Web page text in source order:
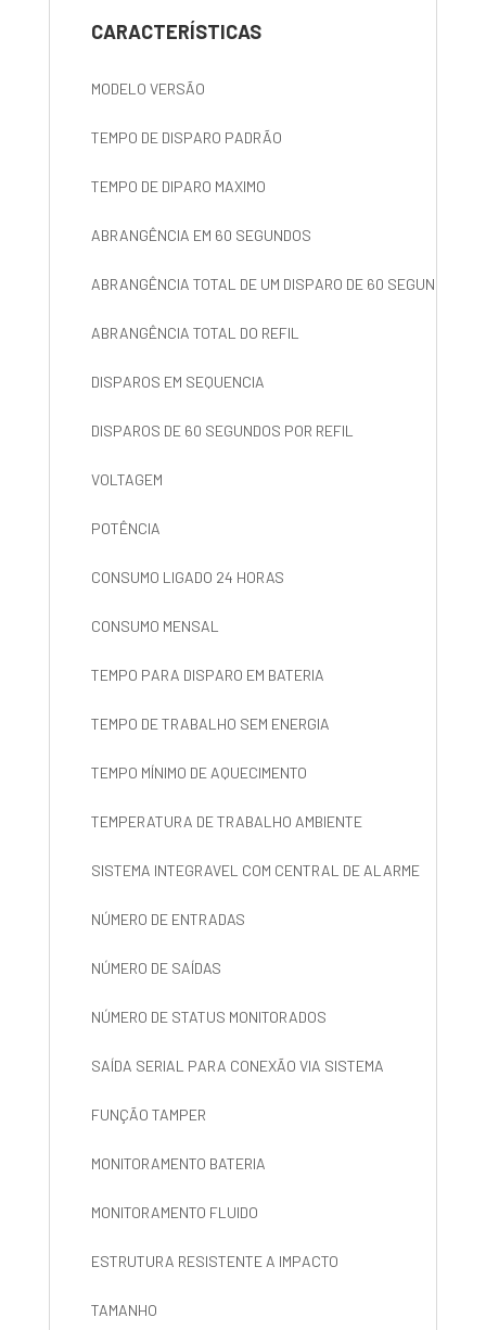
CARACTERÍSTICAS
MODELO VERSÃO
TEMPO DE DISPARO PADRÃO
TEMPO DE DIPARO MAXIMO
ABRANGÊNCIA EM 60 SEGUNDOS
ABRANGÊNCIA TOTAL DE UM DISPARO DE 60 SEGUNDOS
ABRANGÊNCIA TOTAL DO REFIL
DISPAROS EM SEQUENCIA
DISPAROS DE 60 SEGUNDOS POR REFIL
VOLTAGEM
POTÊNCIA
CONSUMO LIGADO 24 HORAS
CONSUMO MENSAL
TEMPO PARA DISPARO EM BATERIA
TEMPO DE TRABALHO SEM ENERGIA
TEMPO MÍNIMO DE AQUECIMENTO
TEMPERATURA DE TRABALHO AMBIENTE
SISTEMA INTEGRAVEL COM CENTRAL DE ALARME
NÚMERO DE ENTRADAS
NÚMERO DE SAÍDAS
NÚMERO DE STATUS MONITORADOS
SAÍDA SERIAL PARA CONEXÃO VIA SISTEMA
FUNÇÃO TAMPER
MONITORAMENTO BATERIA
MONITORAMENTO FLUIDO
ESTRUTURA RESISTENTE A IMPACTO
TAMANHO